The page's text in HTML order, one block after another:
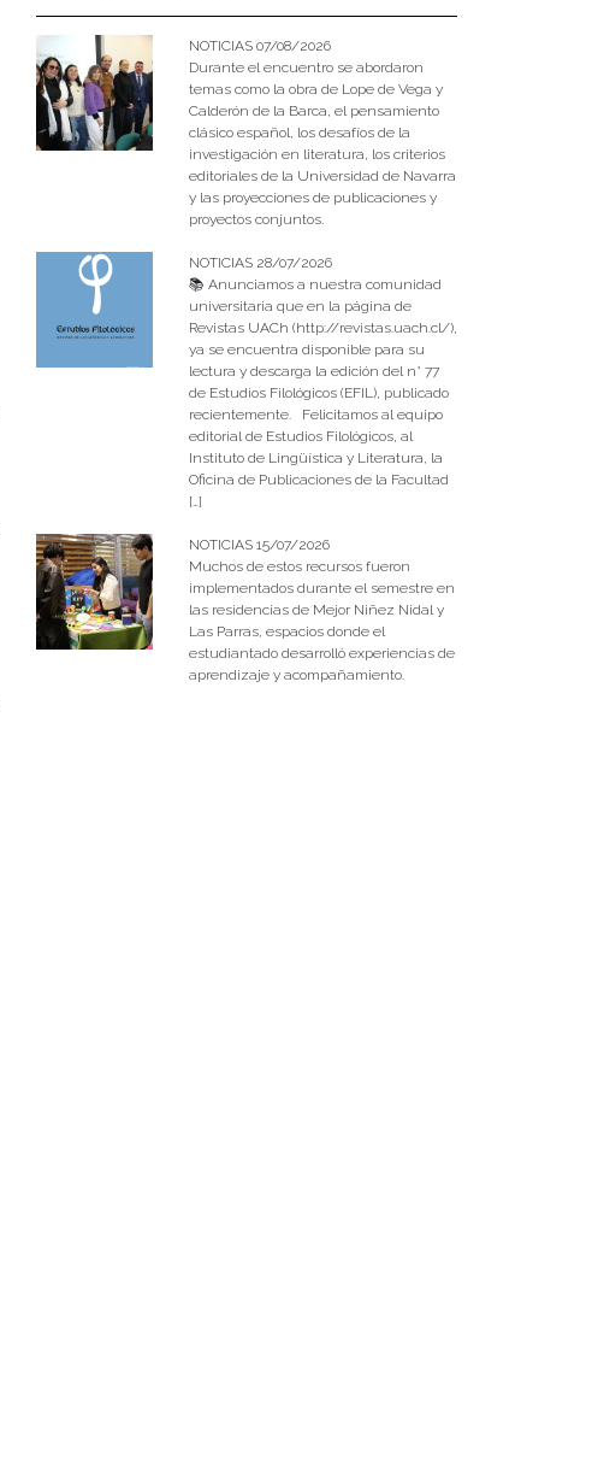
NOTICIAS 07/08/2026
Durante el encuentro se abordaron
temas como la obra de Lope de Vega y
Calderón de la Barca, el pensamiento
clásico español, los desafíos de la
investigación en literatura, los criterios
editoriales de la Universidad de Navarra
y las proyecciones de publicaciones y
proyectos conjuntos.
NOTICIAS 28/07/2026
📚 Anunciamos a nuestra comunidad
universitaria que en la página de
Revistas UACh (http://revistas.uach.cl/),
ya se encuentra disponible para su
lectura y descarga la edición del n° 77
de Estudios Filológicos (EFIL), publicado
recientemente. Felicitamos al equipo
editorial de Estudios Filológicos, al
Instituto de Lingüística y Literatura, la
Oficina de Publicaciones de la Facultad
[…]
NOTICIAS 15/07/2026
Muchos de estos recursos fueron
implementados durante el semestre en
las residencias de Mejor Niñez Nidal y
Las Parras, espacios donde el
estudiantado desarrolló experiencias de
aprendizaje y acompañamiento.